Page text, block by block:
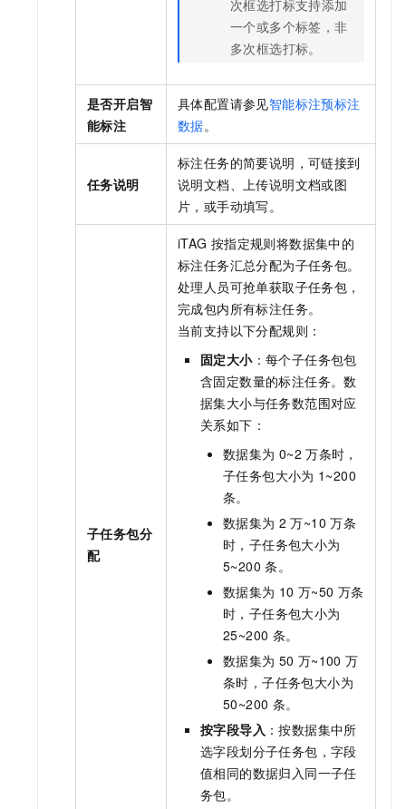
次框选打标支持添加
一个或多个标签，非
多次框选打标。
是否开启智
能标注
具体配置请参见智能标注预标注
数据。
任务说明
标注任务的简要说明，可链接到
说明文档、上传说明文档或图
片，或手动填写。
子任务包分
配
iTAG 按指定规则将数据集中的
标注任务汇总分配为子任务包。
处理人员可抢单获取子任务包，
完成包内所有标注任务。
当前支持以下分配规则：
固定大小：每个子任务包包
含固定数量的标注任务。数
据集大小与任务数范围对应
关系如下：
数据集为 0~2 万条时，
子任务包大小为 1~200
条。
数据集为 2 万~10 万条
时，子任务包大小为
5~200 条。
数据集为 10 万~50 万条
时，子任务包大小为
25~200 条。
数据集为 50 万~100 万
条时，子任务包大小为
50~200 条。
按字段导入 ：按数据集中所
选字段划分子任务包，字段
值相同的数据归入同一子任
务包。